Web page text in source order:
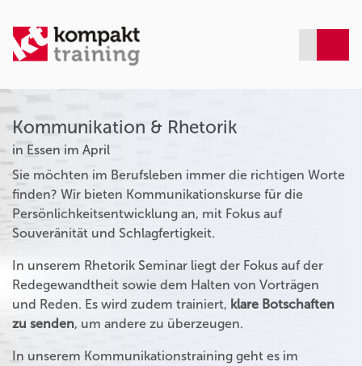
Kommunikation & Rhetorik
in Essen im April
Sie möchten im Berufsleben immer die richtigen Worte
finden? Wir bieten Kommunikationskurse für die
Persönlichkeitsentwicklung an, mit Fokus auf
Souveränität und Schlagfertigkeit.
In unserem Rhetorik Seminar liegt der Fokus auf der
Redegewandtheit sowie dem Halten von Vorträgen
und Reden. Es wird zudem trainiert, klare Botschaften
zu senden, um andere zu überzeugen.
In unserem Kommunikationstraining geht es im